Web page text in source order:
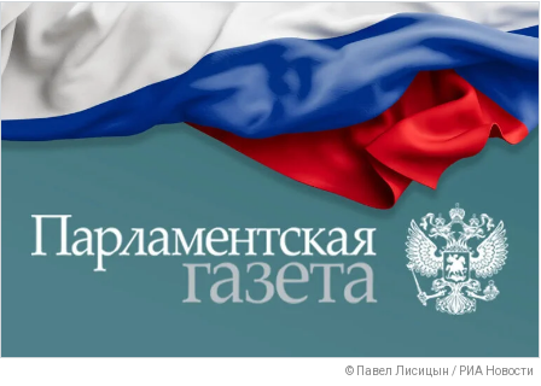
© Павел Лисицын / РИА Новости